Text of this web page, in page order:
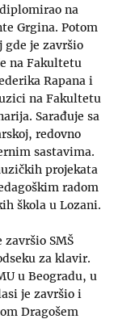
na
Grgina. Potom
gde je završio
na Fakultetu
Rapana i
na Fakultetu
Sarađuje sa
redovno
sastavima.
projekata
radom
škola u Lozani.
SMŠ
za klavir.
u Beogradu, u
je završio i
Dragošem